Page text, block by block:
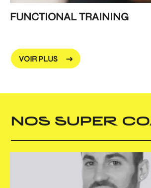
FUNCTIONAL TRAINING
VOIR PLUS
NOS SUPER